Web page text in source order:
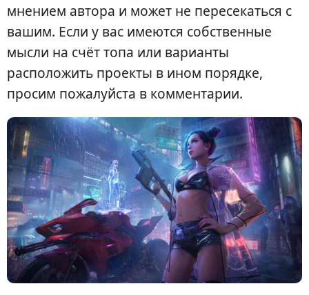
мнением автора и может не пересекаться с
вашим. Если у вас имеются собственные
мысли на счёт топа или варианты
расположить проекты в ином порядке,
просим пожалуйста в комментарии.